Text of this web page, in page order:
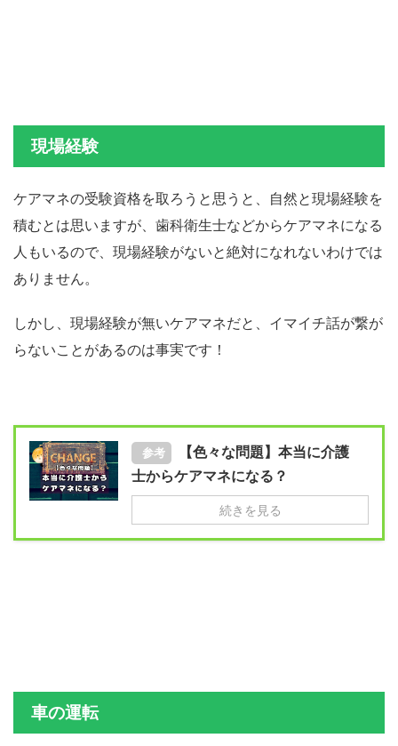
現場経験
ケアマネの受験資格を取ろうと思うと、自然と現場経験を
積むとは思いますが、歯科衛生士などからケアマネになる
人もいるので、現場経験がないと絶対になれないわけでは
ありません。
しかし、現場経験が無いケアマネだと、イマイチ話が繋が
らないことがあるのは事実です！
参考
【色々な問題】本当に介護
士からケアマネになる？
続きを見る
車の運転